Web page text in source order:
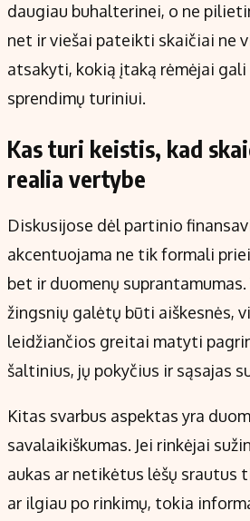
daugiau buhalterinei, o ne
net ir viešai pateikti skaičiai ne
atsakyti, kokią įtaką rėmėjai
sprendimų turiniui.
Kas turi keistis, kad
realia vertybe
Diskusijose dėl partinio
akcentuojama ne tik formali
bet ir duomenų
žingsnių galėtų būti aiškesnės,
leidžiančios greitai matyti
šaltinius, jų pokyčius ir sąsajas
Kitas svarbus aspektas yra
savalaikiškumas. Jei rinkėjai
aukas ar netikėtus lėšų srautus
ar ilgiau po rinkimų, tokia